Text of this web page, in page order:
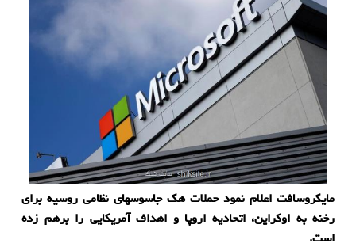
مایکروسافت اعلام نمود حملات هک جاسوسهای نظامی روسیه برای
رخنه به اوکراین، اتحادیه اروپا و اهداف آمریکایی را برهم زده
است.